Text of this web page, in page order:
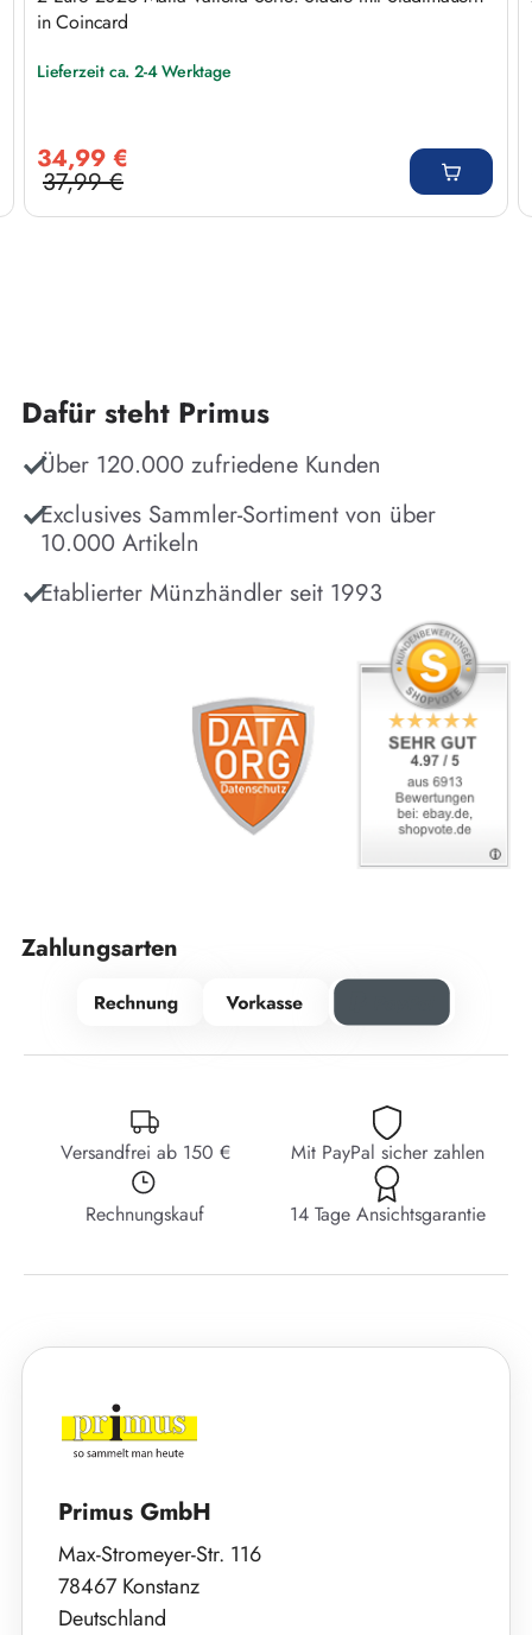
in Coincard
Lieferzeit ca. 2-4 Werktage
34,99 €
Regulärer Preis:
37,99 €
Dafür steht Primus
Über 120.000 zufriedene Kunden
Exclusives Sammler-Sortiment von über
10.000 Artikeln
Etablierter Münzhändler seit 1993
Zahlungsarten
Versandfrei ab 150 € Mit PayPal sicher zahlen
Rechnungskauf 14 Tage Ansichtsgarantie
Primus GmbH
Max-Stromeyer-Str. 116
78467 Konstanz
Deutschland